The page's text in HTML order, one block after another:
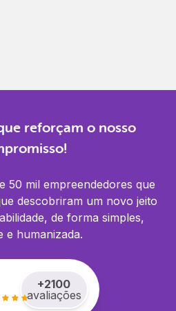
reforçam o nosso
50 mil empreendedores que
descobriram um novo jeito
de forma simples,
e humanizada.
+2100
avaliações